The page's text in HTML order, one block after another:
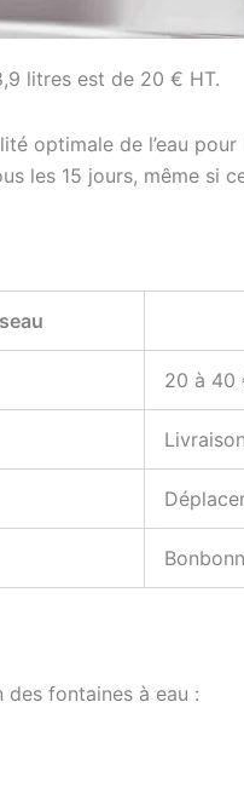
litres est de 20 € HT.
optimale de l’eau
les 15 jours, même si
20 à 40
fontaines à eau :